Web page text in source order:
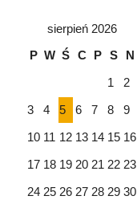
sierpień 2026
P W Ś C P S
N
1
2
3
4 5 6 7 8
9
10 11 12 13 14 15 16
17 18 19 20 21 22 23
24 25 26 27 28 29 30